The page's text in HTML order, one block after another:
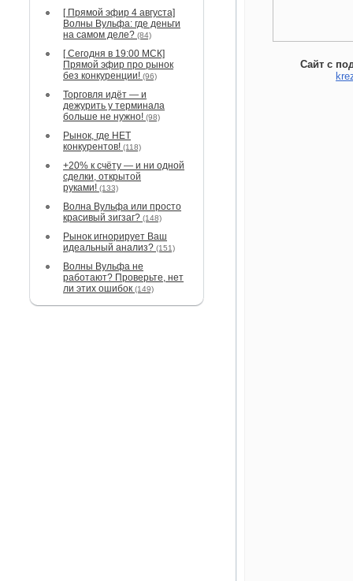
[ Прямой эфир 4 августа]
Волны Вульфа: где деньги
на самом деле? (84)
[ Сегодня в 19:00 МСК]
Прямой эфир про рынок
без конкуренции! (96)
Торговля идёт — и
дежурить у терминала
больше не нужно! (98)
Рынок, где НЕТ
конкурентов! (118)
+20% к счёту — и ни одной
сделки, открытой
руками! (133)
Волна Вульфа или просто
красивый зигзаг? (148)
Рынок игнорирует Ваш
идеальный анализ? (151)
Волны Вульфа не
работают? Проверьте, нет
ли этих ошибок (149)
Сайт с